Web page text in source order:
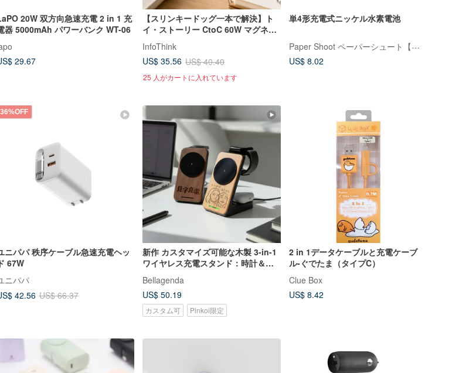
20W 双方向急速充電 2 in 1 充
器 5000mAh パワーバンク WT-06
29.67
【スリンキードッグ一本で解決】ト
イ・ストーリー CtoC 60W マグネッ
ト収納式急速充電ケーブル
InfoThink
US$ 35.56 US$ 40.40
25 人がカートに入れています
単4形充電式ニッケル水素電池
Paper Shoot ペーパーシュート【公式】
US$ 8.02
36%OFF
ニパパ 秩序ケーブル急速充電ヘッ
ド 67W
ニパパ
42.56 US$ 66.37
新作 カスタマイズ可能な木製 3-in-1
ワイヤレス充電スタンド：時計＆イ
ヤホン充電対応、ギフトに最適
Bellagenda
US$ 50.19
カスタム可 Pinkoi限定
2 in 1データケーブルと充電ケーブ
ル-ぐでたま（タイプC）
Clue Box
US$ 8.42